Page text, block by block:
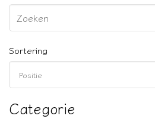
Sortering
Categorie